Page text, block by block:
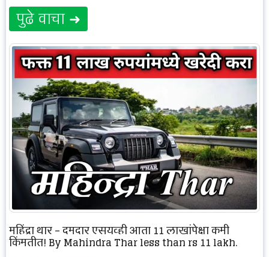
पुढे वाचा ➜
महिंद्रा थार – दमदार एसयूव्ही आता 11 लाखांपेक्षा कमी
किंमतीत! By Mahindra Thar less than rs 11 lakh.